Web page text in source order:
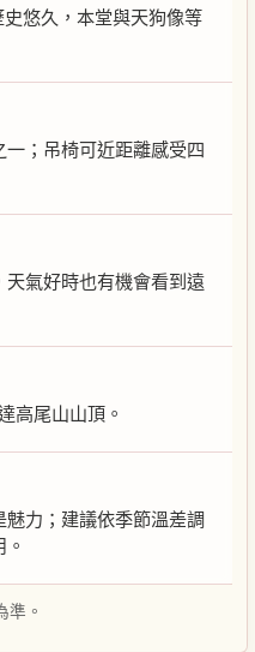
悠久，本堂與天狗像等
；吊椅可近距離感受四
氣好時也有機會看到遠
高尾山山頂。
力；建議依季節溫差調
準。